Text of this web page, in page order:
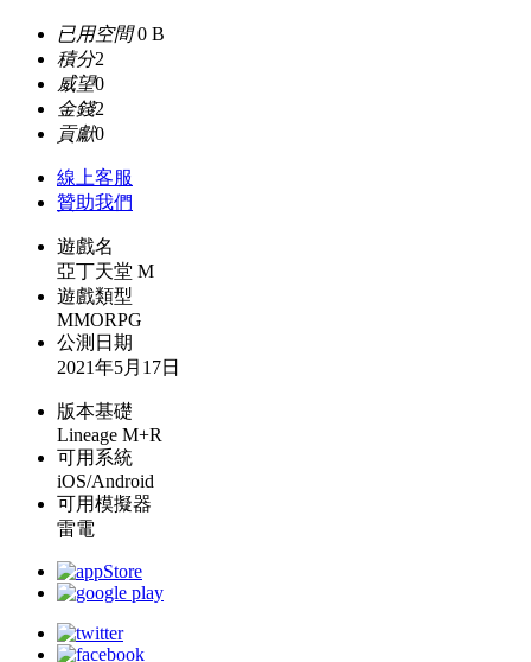
已用空間0 B
積分2
威望0
金錢2
貢獻0
線上客服
贊助我們
遊戲名
亞丁天堂 M
遊戲類型
MMORPG
公測日期
2021年5月17日
版本基礎
Lineage M+R
可用系統
iOS/Android
可用模擬器
雷電